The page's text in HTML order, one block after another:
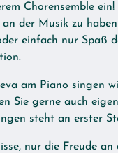
Chorensemble
an der Musik zu
einfach nur Spaß
am Piano singen
Sie gerne auch
steht an erster
nur die Freude